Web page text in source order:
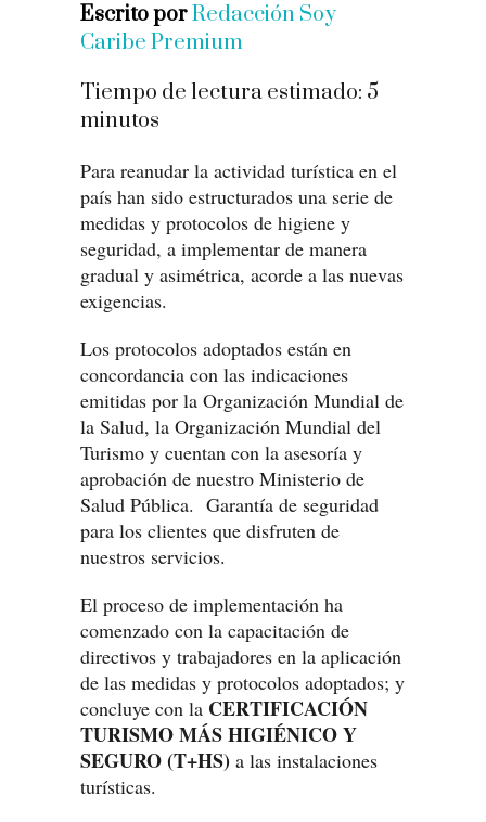
Escrito porRedacción Soy
Caribe Premium
Tiempo de lectura estimado: 5
minutos
Para reanudar la actividad turística en el
país han sido estructurados una serie de
medidas y protocolos de higiene y
seguridad, a implementar de manera
gradual y asimétrica, acorde a las nuevas
exigencias.
Los protocolos adoptados están en
concordancia con las indicaciones
emitidas por la Organización Mundial de
la Salud, la Organización Mundial del
Turismo y cuentan con la asesoría y
aprobación de nuestro Ministerio de
Salud Pública. Garantía de seguridad
para los clientes que disfruten de
nuestros servicios.
El proceso de implementación ha
comenzado con la capacitación de
directivos y trabajadores en la aplicación
de las medidas y protocolos adoptados; y
concluye con la CERTIFICACIÓN
TURISMO MÁS HIGIÉNICO Y
SEGURO (T+HS) a las instalaciones
turísticas.